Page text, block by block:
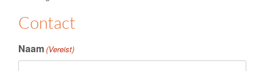
Contact
Naam(Vereist)